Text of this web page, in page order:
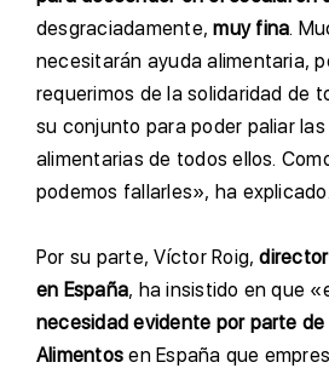
desgraciadamente,muy fina.
necesitarán ayuda alimentaria,
requerimos de la solidaridad de
su conjunto para poder paliar
alimentarias de todos ellos.
podemos fallarles», ha explicado.
Por su parte, Víctor Roig,
en España, ha insistido en que
necesidad evidente por parte
Alimentos en España que